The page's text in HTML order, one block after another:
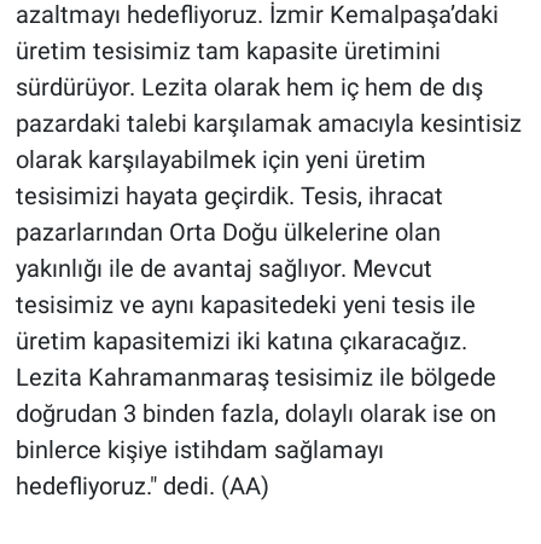
azaltmayı hedefliyoruz. İzmir Kemalpaşa’daki
üretim tesisimiz tam kapasite üretimini
sürdürüyor. Lezita olarak hem iç hem de dış
pazardaki talebi karşılamak amacıyla kesintisiz
olarak karşılayabilmek için yeni üretim
tesisimizi hayata geçirdik. Tesis, ihracat
pazarlarından Orta Doğu ülkelerine olan
yakınlığı ile de avantaj sağlıyor. Mevcut
tesisimiz ve aynı kapasitedeki yeni tesis ile
üretim kapasitemizi iki katına çıkaracağız.
Lezita Kahramanmaraş tesisimiz ile bölgede
doğrudan 3 binden fazla, dolaylı olarak ise on
binlerce kişiye istihdam sağlamayı
hedefliyoruz." dedi. (AA)